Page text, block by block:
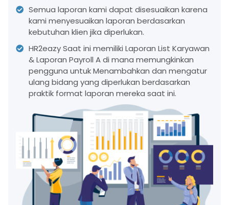
Semua laporan kami dapat disesuaikan karena
kami menyesuaikan laporan berdasarkan
kebutuhan klien jika diperlukan.
HR2eazy Saat ini memiliki Laporan List Karyawan
& Laporan Payroll A di mana memungkinkan
pengguna untuk Menambahkan dan mengatur
ulang bidang yang diperlukan berdasarkan
praktik format laporan mereka saat ini.